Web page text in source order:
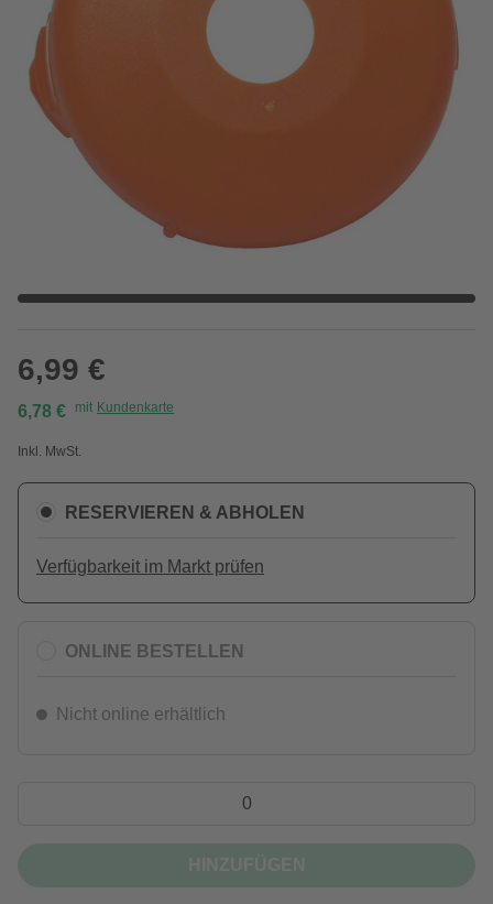
6,99 €
6,78 € mit Kundenkarte
Inkl. MwSt.
RESERVIEREN & ABHOLEN
Verfügbarkeit im Markt prüfen
ONLINE BESTELLEN
Nicht online erhältlich